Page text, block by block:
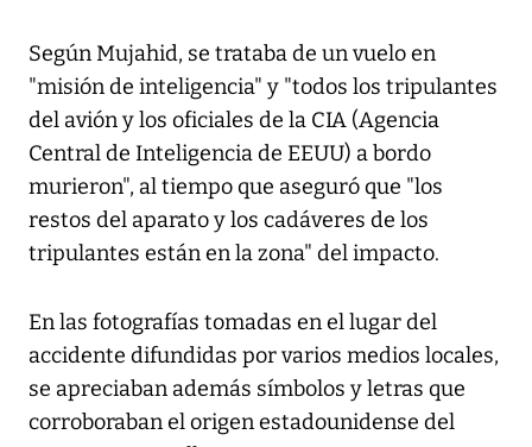
Según Mujahid, se trataba de un vuelo en
"misión de inteligencia" y "todos los tripulantes
del avión y los oficiales de la CIA (Agencia
Central de Inteligencia de EEUU) a bordo
murieron", al tiempo que aseguró que "los
restos del aparato y los cadáveres de los
tripulantes están en la zona" del impacto.
En las fotografías tomadas en el lugar del
accidente difundidas por varios medios locales,
se apreciaban además símbolos y letras que
corroboraban el origen estadounidense del